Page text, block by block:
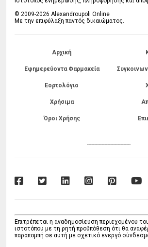
© 2009-2026 Alexandroupoli Online
Με την επιφύλαξη παντός δικαιώματος.
Αρχική
Εφημερεύοντα Φαρμακεία
Εορτολόγιο
Χρήσιμα
Όροι Χρήσης
------------------------------
Επιτρέπεται η αναδημοσίευση περιεχομένου
ιστοτόπου με τη ρητή προϋπόθεση ότι θα
παραπομπή σε αυτή με σχετικό ενεργό